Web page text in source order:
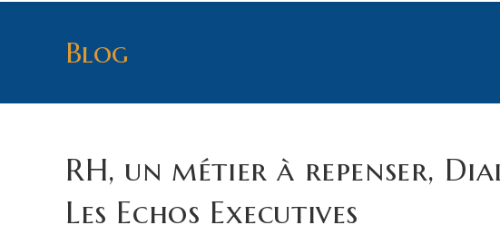
Blog
RH, un métier à repenser,
Les Echos Executives